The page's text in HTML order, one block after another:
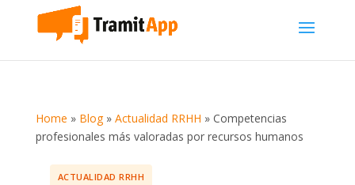
Home » Blog» Actualidad RRHH » Competencias
profesionales más valoradas por recursos humanos
ACTUALIDAD RRHH